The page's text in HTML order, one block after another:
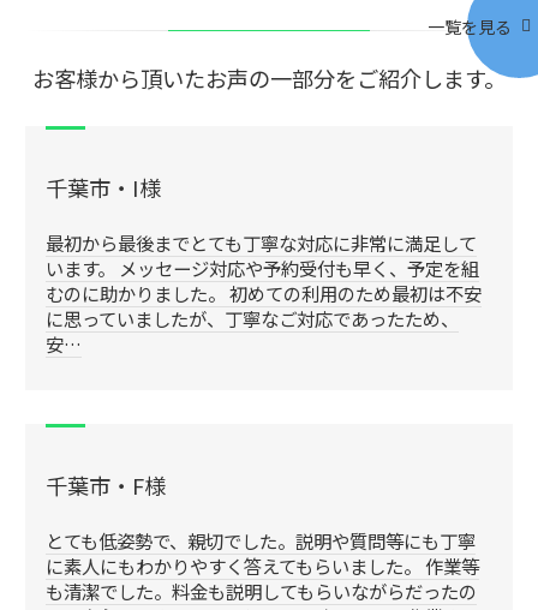
お客様から頂いたお声の一部分をご紹介します。
一覧を見る
千葉市・I様
最初から最後までとても丁寧な対応に非常に満足して
います。 メッセージ対応や予約受付も早く、予定を組
むのに助かりました。 初めての利用のため最初は不安
に思っていましたが、丁寧なご対応であったため、
安…
千葉市・F様
とても低姿勢で、親切でした。説明や質問等にも丁寧
に素人にもわかりやすく答えてもらいました。 作業等
も清潔でした。料金も説明してもらいながらだったの